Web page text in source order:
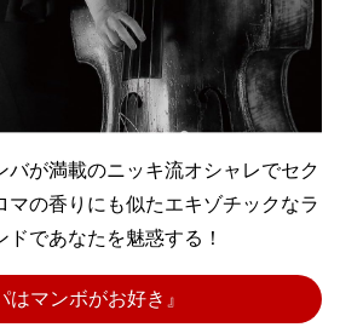
バが満載のニッキ流オシャレでセク
マの香りにも似たエキゾチックなラ
であなたを魅惑する！
はマンボがお好き』